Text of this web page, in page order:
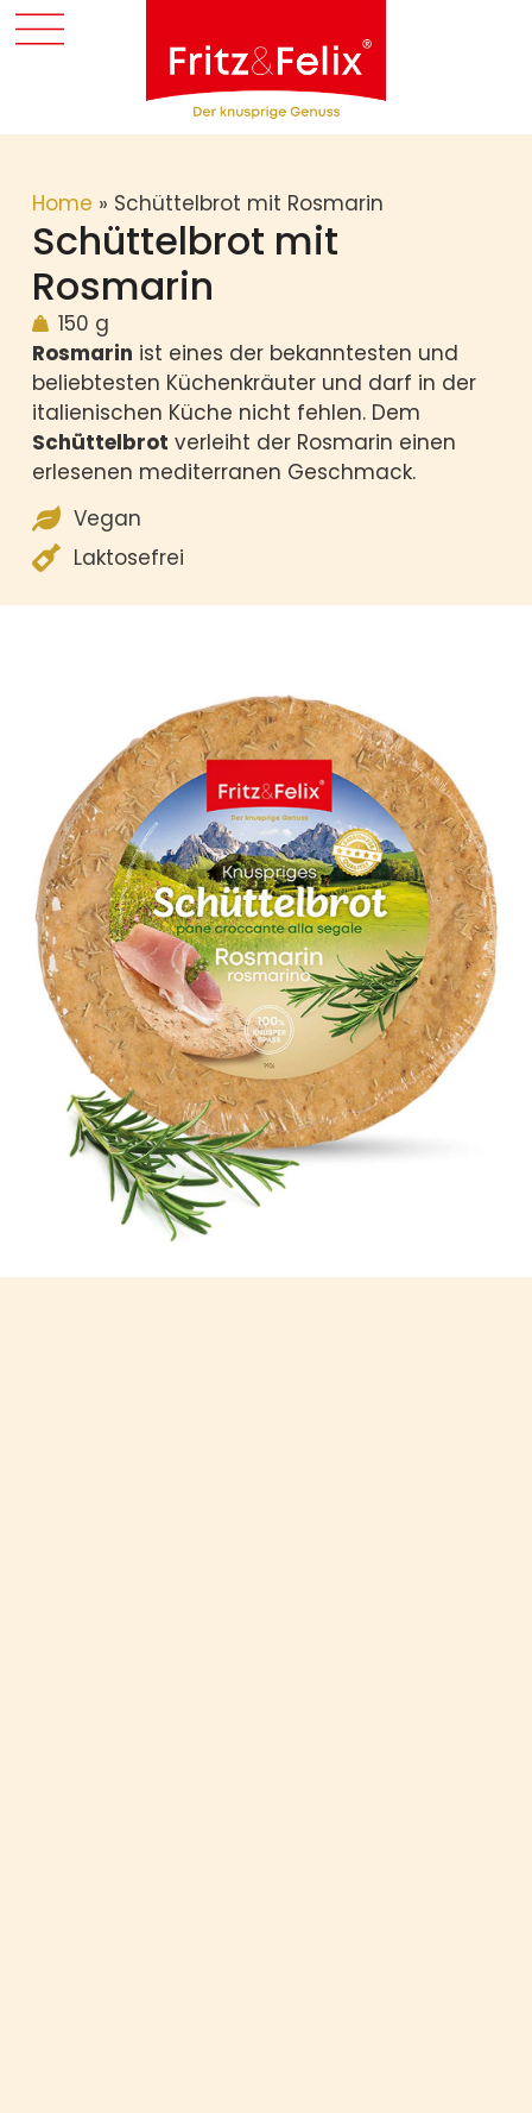
Home » Schüttelbrot mit Rosmarin
Schüttelbrot mit
Rosmarin
150 g
Rosmarin ist eines der bekanntesten und
beliebtesten Küchenkräuter und darf in der
italienischen Küche nicht fehlen. Dem
Schüttelbrot verleiht der Rosmarin einen
erlesenen mediterranen Geschmack.
Vegan
Laktosefrei